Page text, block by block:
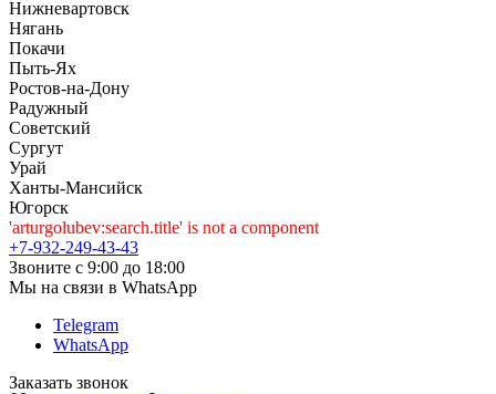
Нижневартовск
Нягань
Покачи
Пыть-Ях
Рoстов-на-Дону
Радужный
Советский
Сургут
Урай
Ханты-Мансийск
Югорск
'arturgolubev:search.title' is not a component
+7-932-249-43-43
Звоните с 9:00 до 18:00
Мы на связи в WhatsApp
Telegram
WhatsApp
Заказать звонок